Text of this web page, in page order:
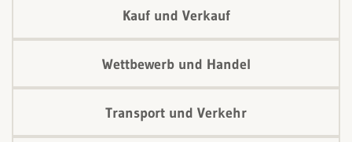
Kauf und Verkauf
Wettbewerb und Handel
Transport und Verkehr